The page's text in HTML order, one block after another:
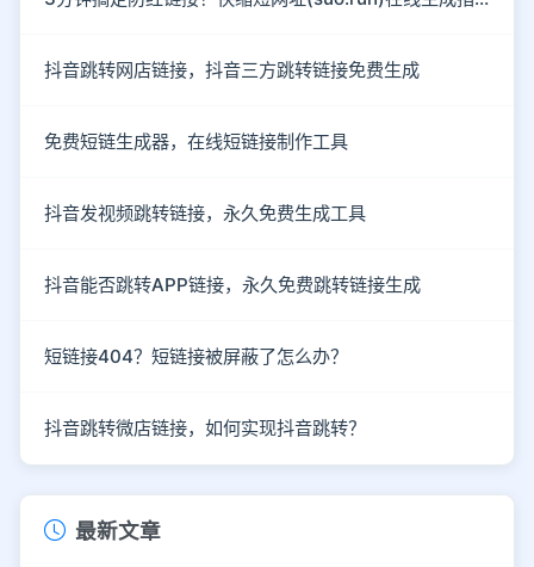
抖音跳转网店链接，抖音三方跳转链接免费生成
免费短链生成器，在线短链接制作工具
抖音发视频跳转链接，永久免费生成工具
抖音能否跳转APP链接，永久免费跳转链接生成
短链接404？短链接被屏蔽了怎么办？
抖音跳转微店链接，如何实现抖音跳转？
最新文章